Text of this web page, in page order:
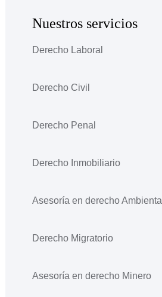
Nuestros servicios
Derecho Laboral
Derecho Civil
Derecho Penal
Derecho Inmobiliario
Asesoría en derecho Ambiental
Derecho Migratorio
Asesoría en derecho Minero